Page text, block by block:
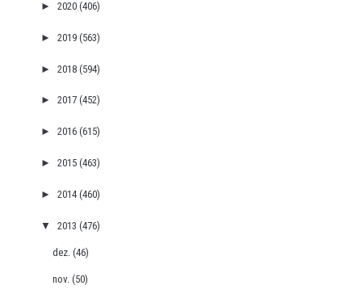
► 2020 (406)
► 2019 (563)
► 2018 (594)
► 2017 (452)
► 2016 (615)
► 2015 (463)
► 2014 (460)
▼ 2013 (476)
dez.(46)
nov.(50)